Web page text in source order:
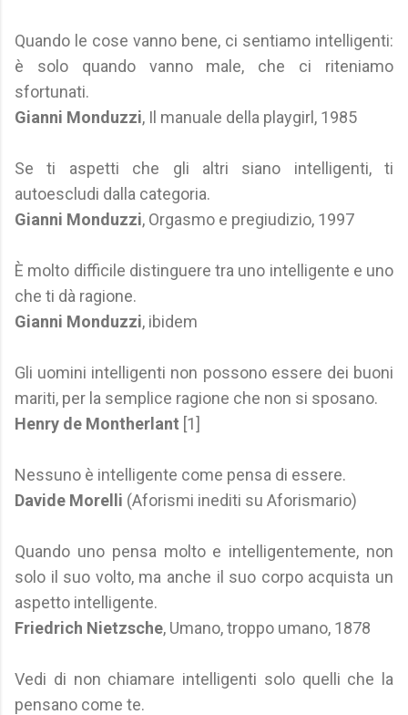
Quando le cose vanno bene, ci sentiamo intelligenti:
è solo quando vanno male, che ci riteniamo
sfortunati.
Gianni Monduzzi, Il manuale della playgirl, 1985
Se ti aspetti che gli altri siano intelligenti, ti
autoescludi dalla categoria.
Gianni Monduzzi, Orgasmo e pregiudizio, 1997
È molto difficile distinguere tra uno intelligente e uno
che ti dà ragione.
Gianni Monduzzi, ibidem
Gli uomini intelligenti non possono essere dei buoni
mariti, per la semplice ragione che non si sposano.
Henry de Montherlant [1]
Nessuno è intelligente come pensa di essere.
Davide Morelli (Aforismi inediti su Aforismario)
Quando uno pensa molto e intelligentemente, non
solo il suo volto, ma anche il suo corpo acquista un
aspetto intelligente.
Friedrich Nietzsche, Umano, troppo umano, 1878
Vedi di non chiamare intelligenti solo quelli che la
pensano come te.